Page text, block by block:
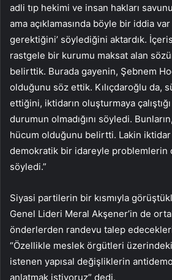
adli tıp hekimi ve insan hakları
ama açıklamasında böyle bir iddia var
gerektiğini’ söylediğini aktardık.
rastgele bir kurumu maksat alan
belirttik. Burada gayenin, Şebnem
olduğunu söz ettik. Kılıçdaroğlu da,
ettiğini, iktidarın oluşturmaya
durumun olmadığını söyledi.
hücum olduğunu belirtti. Lakin
demokratik bir idareyle problemlerin
söyledi.”
Siyasi partilerin bir kısmıyla
Genel Lideri Meral Akşener’in de
önderlerden randevu talep
“Özellikle meslek örgütleri üzerindeki
istenen yapısal değişliklerin
anlatmak istiyoruz” dedi.